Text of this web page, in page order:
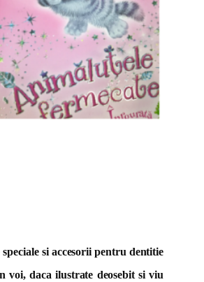
si accesorii pentru dentitie
voi, daca ilustrate deosebit si viu